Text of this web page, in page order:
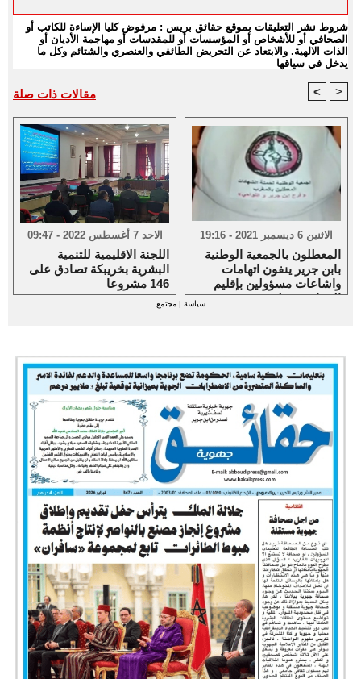
شروط نشر التعليقات بموقع حقائق بريس : مرفوض كليا الإساءة للكاتب أو
الصحافي أو للأشخاص أو المؤسسات أو للمقدسات أو مهاجمة الأديان أو
الذات الالهية. والابتعاد عن التحريض الطائفي والعنصري والشتائم وكل ما
يدخل في سياقها
مقالات ذات صلة < >
الاحد 7 أغسطس 2022 - 09:47
اللجنة الاقليمية للتنمية
البشرية بخريبكة تصادق على
146 مشروعا
الاثنين 6 ديسمبر 2021 - 19:16
المعطلون بالجمعية الوطنية
بابن جرير ينفون اتهامات
واشاعات مسؤولين بإقليم
الرحامنة حولهم
سياسة |مجتمع